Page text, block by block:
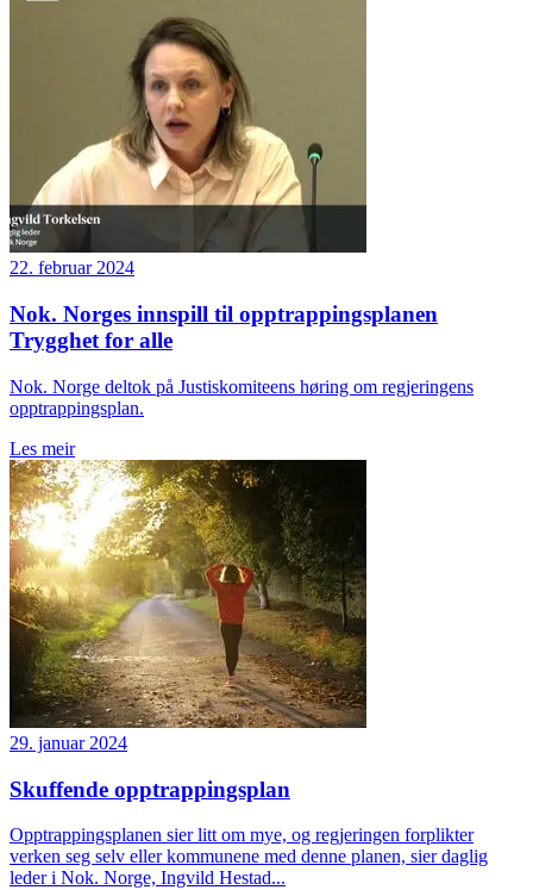
22. februar 2024
Nok. Norges innspill til opptrappingsplanen
Trygghet for alle
Nok. Norge deltok på Justiskomiteens høring om regjeringens
opptrappingsplan.
Les meir
29. januar 2024
Skuffende opptrappingsplan
Opptrappingsplanen sier litt om mye, og regjeringen forplikter
verken seg selv eller kommunene med denne planen, sier daglig
leder i Nok. Norge, Ingvild Hestad...